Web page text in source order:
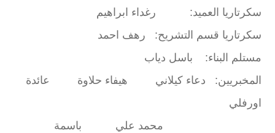
سكرتاريا العميد: رغداء ابراهيم
سكرتاريا قسم التشريح: رهف احمد
مستلم البناء: باسل دياب
المخبريين: دعاء كيلاني هيفاء حلاوة عائدة
اورفلي
محمد علي باسمة